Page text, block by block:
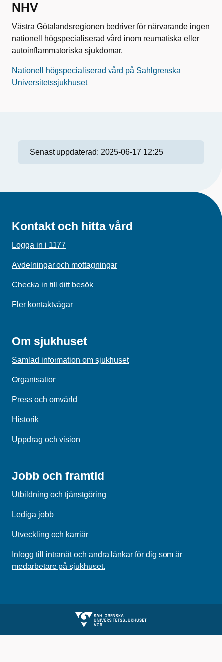
NHV
Västra Götalandsregionen bedriver för närvarande ingen
nationell högspecialiserad vård inom reumatiska eller
autoinflammatoriska sjukdomar.
Nationell högspecialiserad vård på Sahlgrenska
Universitetssjukhuset
Senast uppdaterad: 2025-06-17 12:25
Kontakt och hitta vård
Logga in i 1177
Avdelningar och mottagningar
Checka in till ditt besök
Fler kontaktvägar
Om sjukhuset
Samlad information om sjukhuset
Organisation
Press och omvärld
Historik
Uppdrag och vision
Jobb och framtid
Utbildning och tjänstgöring
Lediga jobb
Utveckling och karriär
Inlogg till intranät och andra länkar för dig som är
medarbetare på sjukhuset.